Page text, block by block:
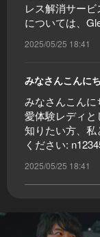
レス解消サー
については、
2025/05/25 18:41
みなさんこんに
みなさんこん
愛体験レディと
知りたい方、
ください:
2025/05/25 18:41